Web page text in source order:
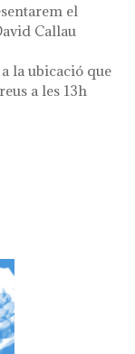
el
Callau
la ubicació que
a les 13h
gegant